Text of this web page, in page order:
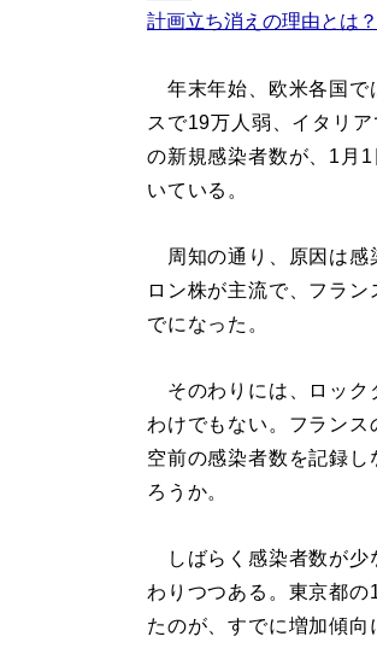
計画立ち消えの理由とは？
年末年始、欧米各国で
スで19万人弱、イタリ
の新規感染者数が、1月
いている。
周知の通り、原因は感
ロン株が主流で、フラ
でになった。
そのわりには、ロック
わけでもない。フランス
空前の感染者数を記録
ろうか。
しばらく感染者数が少
わりつつある。東京都
たのが、すでに増加傾